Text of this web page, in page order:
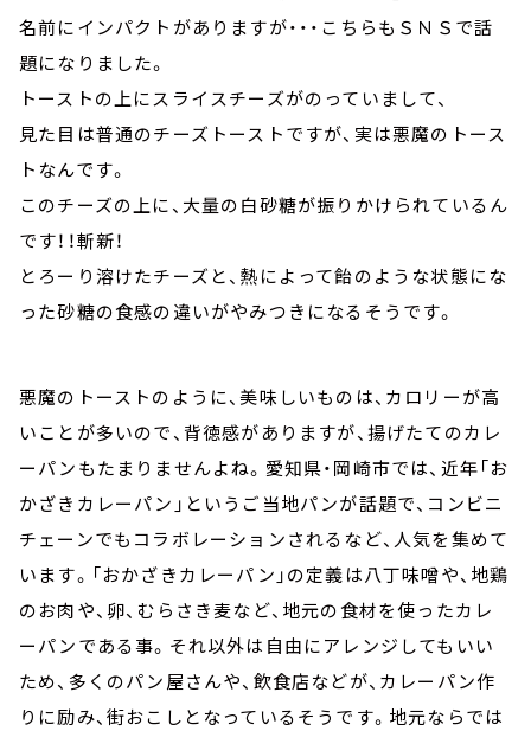
名前にインパクトがありますが・・・こちらもＳＮＳで話
題になりました。
トーストの上にスライスチーズがのっていまして、
見た目は普通のチーズトーストですが、実は悪魔のトース
トなんです。
このチーズの上に、大量の白砂糖が振りかけられているん
です！！斬新！
とろーり溶けたチーズと、熱によって飴のような状態にな
った砂糖の食感の違いがやみつきになるそうです。
悪魔のトーストのように、美味しいものは、カロリーが高
いことが多いので、背徳感がありますが、揚げたてのカレ
ーパンもたまりませんよね。愛知県・岡崎市では、近年「お
かざきカレーパン」というご当地パンが話題で、コンビニ
チェーンでもコラボレーションされるなど、人気を集めて
います。「おかざきカレーパン」の定義は八丁味噌や、地鶏
のお肉や、卵、むらさき麦など、地元の食材を使ったカレ
ーパンである事。それ以外は自由にアレンジしてもいい
ため、多くのパン屋さんや、飲食店などが、カレーパン作
りに励み、街おこしとなっているそうです。地元ならでは